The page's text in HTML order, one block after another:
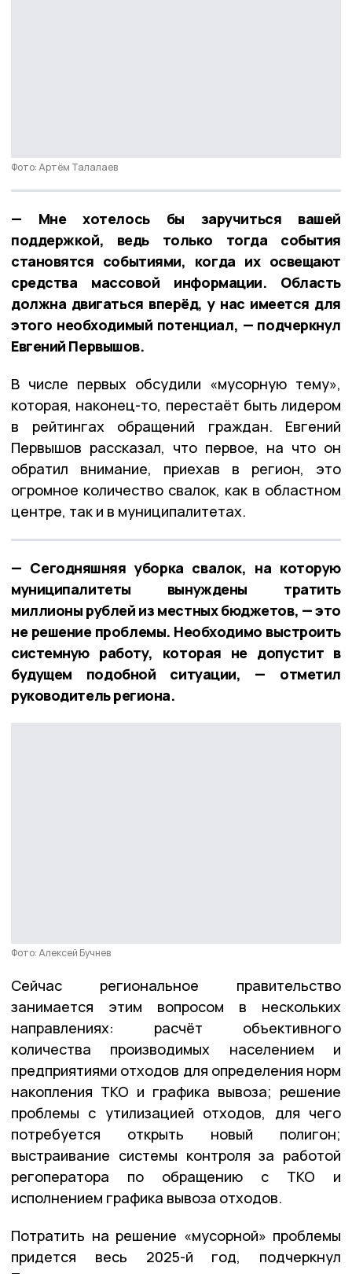
Фото: Артём Талалаев
— Мне хотелось бы заручиться вашей
поддержкой, ведь только тогда события
становятся событиями, когда их освещают
средства массовой информации. Область
должна двигаться вперёд, у нас имеется для
этого необходимый потенциал, — подчеркнул
Евгений Первышов.
В числе первых обсудили «мусорную тему»,
которая, наконец-то, перестаёт быть лидером
в рейтингах обращений граждан. Евгений
Первышов рассказал, что первое, на что он
обратил внимание, приехав в регион, это
огромное количество свалок, как в областном
центре, так и в муниципалитетах.
— Сегодняшняя уборка свалок, на которую
муниципалитеты вынуждены тратить
миллионы рублей из местных бюджетов, — это
не решение проблемы. Необходимо выстроить
системную работу, которая не допустит в
будущем подобной ситуации, — отметил
руководитель региона.
Фото: Алексей Бучнев
Сейчас региональное правительство
занимается этим вопросом в нескольких
направлениях: расчёт объективного
количества производимых населением и
предприятиями отходов для определения норм
накопления ТКО и графика вывоза; решение
проблемы с утилизацией отходов, для чего
потребуется открыть новый полигон;
выстраивание системы контроля за работой
регоператора по обращению с ТКО и
исполнением графика вывоза отходов.
Потратить на решение «мусорной» проблемы
придется весь 2025-й год, подчеркнул